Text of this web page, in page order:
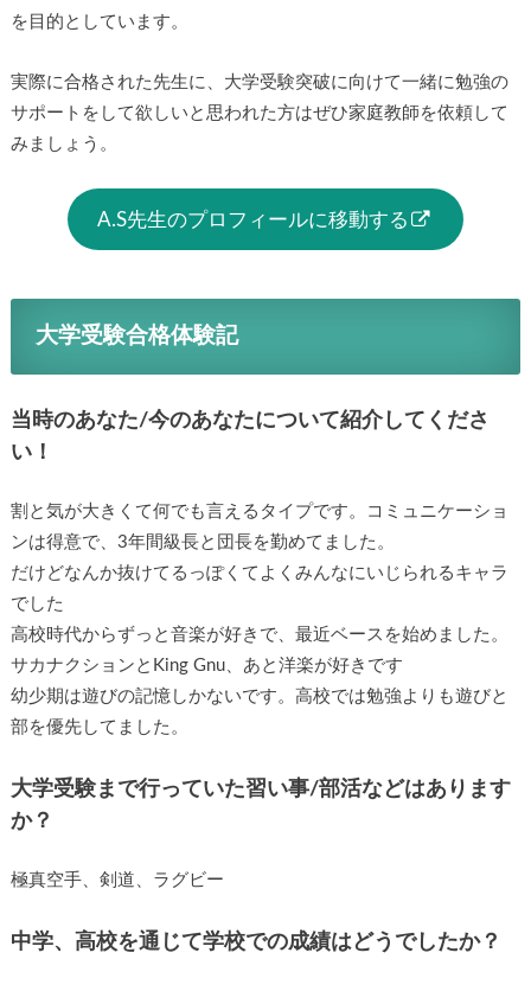
を目的としています。
実際に合格された先生に、大学受験突破に向けて一緒に勉強の
サポートをして欲しいと思われた方はぜひ家庭教師を依頼して
みましょう。
A.S先生のプロフィールに移動する
大学受験合格体験記
当時のあなた/今のあなたについて紹介してくださ
い！
割と気が大きくて何でも言えるタイプです。コミュニケーショ
ンは得意で、3年間級長と団長を勤めてました。
だけどなんか抜けてるっぽくてよくみんなにいじられるキャラ
でした
高校時代からずっと音楽が好きで、最近ベースを始めました。
サカナクションとKing Gnu、あと洋楽が好きです
幼少期は遊びの記憶しかないです。高校では勉強よりも遊びと
部を優先してました。
大学受験まで行っていた習い事/部活などはあります
か？
極真空手、剣道、ラグビー
中学、高校を通じて学校での成績はどうでしたか？